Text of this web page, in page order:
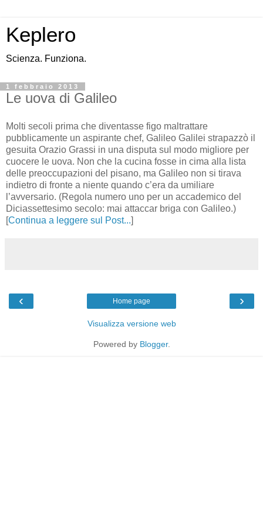
Keplero
Scienza. Funziona.
1 febbraio 2013
Le uova di Galileo
Molti secoli prima che diventasse figo maltrattare
pubblicamente un aspirante chef, Galileo Galilei strapazzò il
gesuita Orazio Grassi in una disputa sul modo migliore per
cuocere le uova. Non che la cucina fosse in cima alla lista
delle preoccupazioni del pisano, ma Galileo non si tirava
indietro di fronte a niente quando c’era da umiliare
l’avversario. (Regola numero uno per un accademico del
Diciassettesimo secolo: mai attaccar briga con Galileo.)
[Continua a leggere sul Post...]
‹ ›
Home page
Visualizza versione web
Powered by Blogger.